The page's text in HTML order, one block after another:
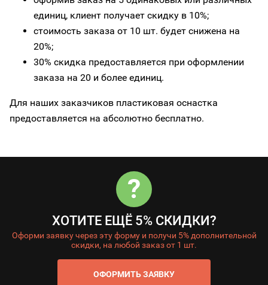
единиц, клиент получает скидку в 10%;
стоимость заказа от 10 шт. будет снижена на
20%;
30% скидка предоставляется при оформлении
заказа на 20 и более единиц.
Для наших заказчиков пластиковая оснастка
предоставляется на абсолютно бесплатно.
?
ХОТИТЕ ЕЩЁ 5% СКИДКИ?
Оформи заявку через эту форму и получи 5% дополнительной
скидки, на любой заказ от 1 шт.
ОФОРМИТЬ ЗАЯВКУ